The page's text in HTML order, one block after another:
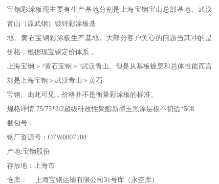
宝钢彩涂板现主要有生产基地分别是上海宝钢宝山总部基地、武汉
青山（原武钢）镀锌彩涂板基
地、黄石宝钢彩涂板生产基地。大部分客户关心的问题当其冲的是
价格，根据现宝钢定价体系，
上海宝钢＞?黄石宝钢＞?武汉青山。但是从基板镀层和总体性能而言
却是上海宝钢＞武汉青山＞黄石
宝钢。由此可见，价格并不是衡量彩涂板的标准。
规格详情:75/75*2/2超级硅改性聚酯新墨玉黑涂层板不切边*508
捆包号：
钢厂资源号：O7W0007108
产地:宝钢股份
存放地：上海市
仓库： 上海宝钢运输有限公司31号库（永空库）